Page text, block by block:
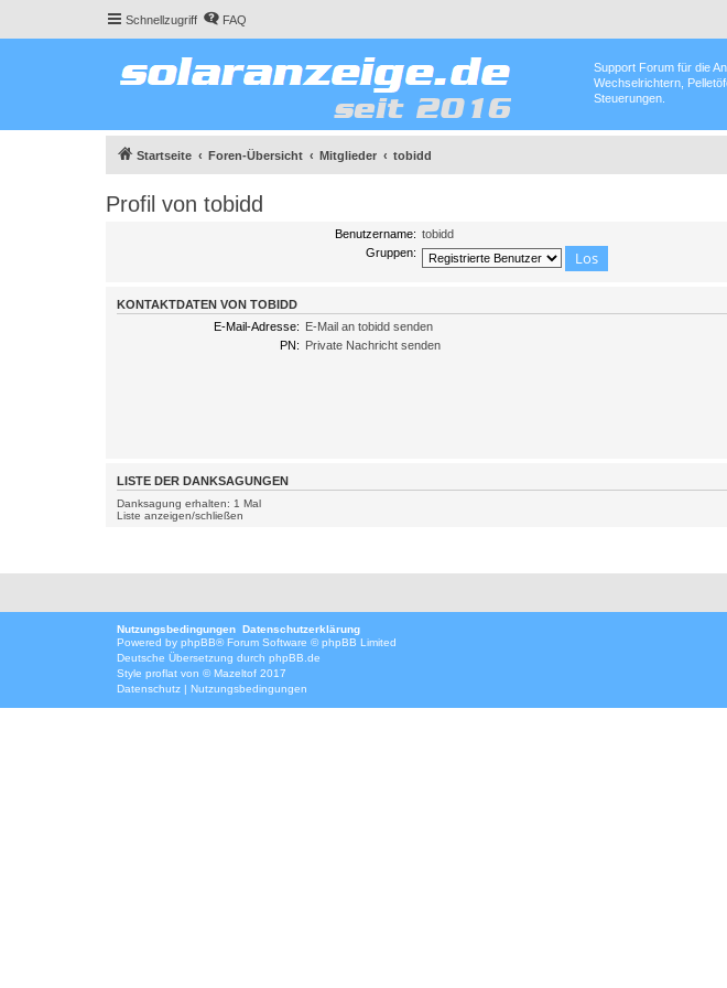
Schnellzugriff FAQ
Support Forum für die
Wechselrichtern,
Steuerungen.
Startseite Foren-Übersicht Mitglieder tobidd
Profil von tobidd
Benutzername: tobidd
Gruppen:
KONTAKTDATEN VON TOBIDD
E-Mail-Adresse: E-Mail an tobidd senden
PN: Private Nachricht senden
LISTE DER DANKSAGUNGEN
Danksagung erhalten: 1 Mal
Liste anzeigen/schließen
Nutzungsbedingungen Datenschutzerklärung
Powered by phpBB® Forum Software © phpBB Limited
Deutsche Übersetzung durch phpBB.de
Style proflat von ©Mazeltof 2017
Datenschutz | Nutzungsbedingungen